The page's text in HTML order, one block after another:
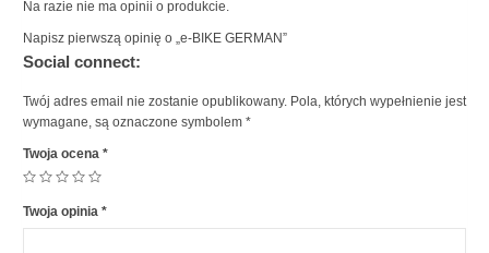
Na razie nie ma opinii o produkcie.
Napisz pierwszą opinię o „e-BIKE GERMAN”
Social connect:
Twój adres email nie zostanie opublikowany. Pola, których wypełnienie jest
wymagane, są oznaczone symbolem *
Twoja ocena *
Twoja opinia *